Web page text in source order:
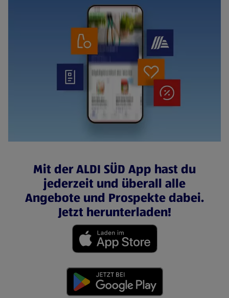
Mit der ALDI SÜD App hast du
jederzeit und überall alle
Angebote und Prospekte dabei.
Jetzt herunterladen!